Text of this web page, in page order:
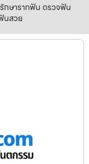
ษารากฟัน ตรวจฟัน
นสวย